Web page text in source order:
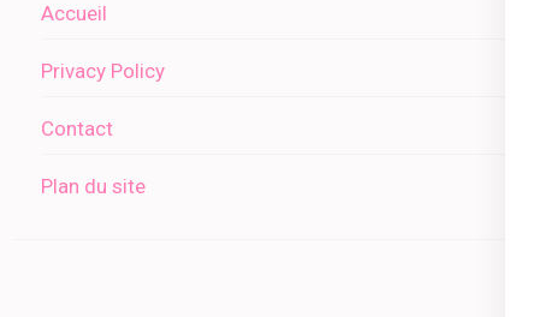
Accueil
Privacy Policy
Contact
Plan du site